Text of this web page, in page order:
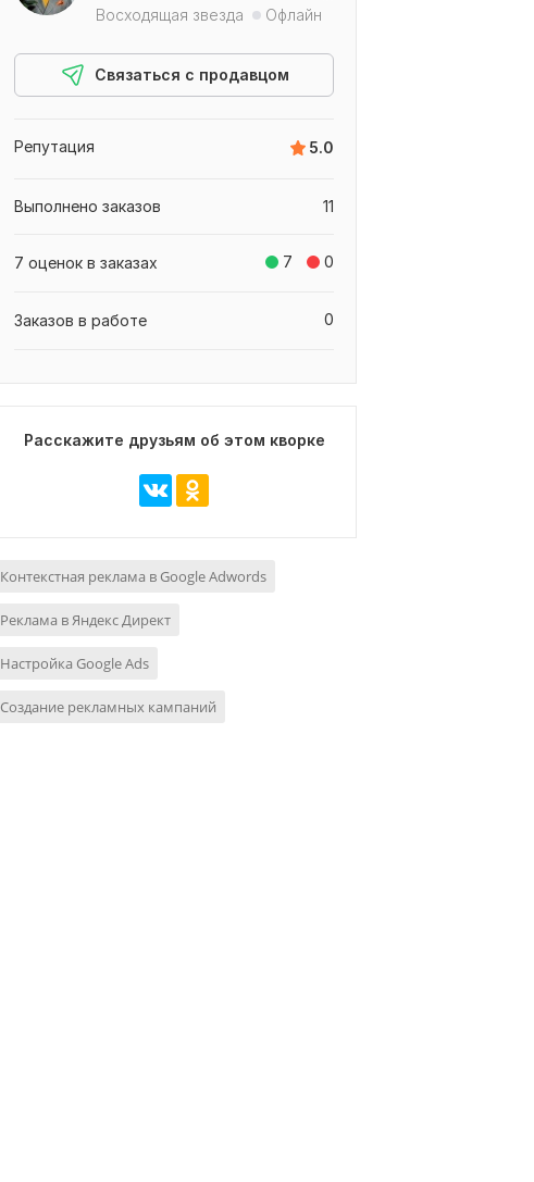
Восходящая звезда
Офлайн
Связаться с продавцом
5.0
Репутация
11
Выполнено заказов
7 0
7 оценок в заказах
0
Заказов в работе
Расскажите друзьям об этом кворке
Контекстная реклама в Google Adwords
Реклама в Яндекс Директ
Настройка Google Ads
Создание рекламных кампаний